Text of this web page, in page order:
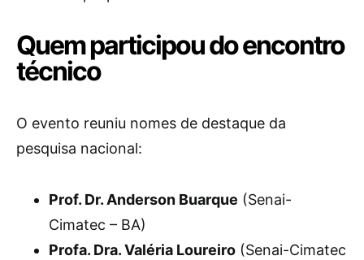
Quem participou do encontro
técnico
O evento reuniu nomes de destaque da
pesquisa nacional:
Prof. Dr. Anderson Buarque (Senai-
Cimatec – BA)
Profa. Dra. Valéria Loureiro (Senai-Cimatec